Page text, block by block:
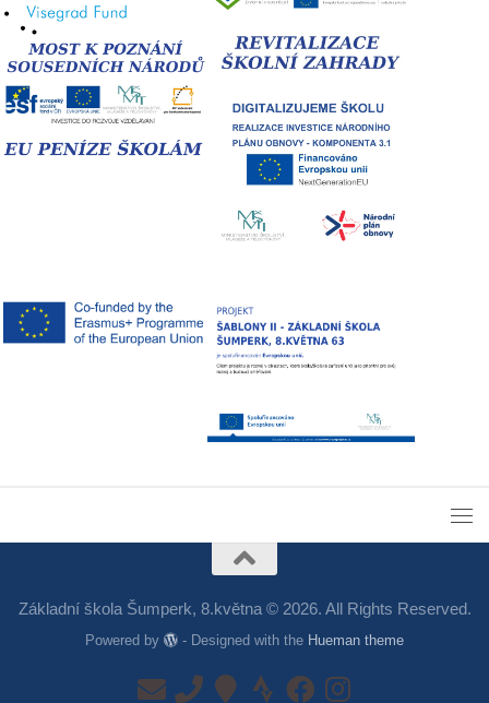
Základní škola Šumperk, 8.května © 2026. All Rights Reserved.
Powered by - Designed with the Hueman theme